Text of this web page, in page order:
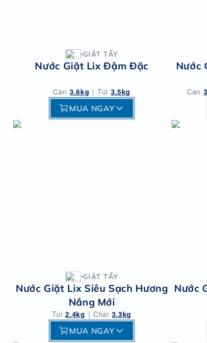
GIẶT TẨY
Nước Giặt Lix Đậm Đặc
Can 3.6kg | Túi 3.5kg
MUA NGAY
Nước
Can
GIẶT TẨY
Nước Giặt Lix Siêu Sạch Hương
Nắng Mới
Túi 2.4kg | Chai 3.3kg
MUA NGAY
Nước